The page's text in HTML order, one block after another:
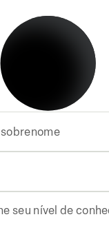
seu nível de